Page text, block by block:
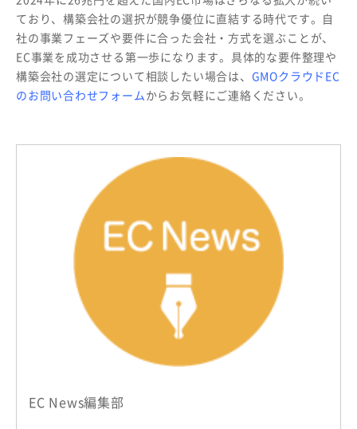
ており、構築会社の選択が競争優位に直結する時代です。自
社の事業フェーズや要件に合った会社・方式を選ぶことが、
EC事業を成功させる第一歩になります。具体的な要件整理や
構築会社の選定について相談したい場合は、 GMOクラウドEC
のお問い合わせフォームからお気軽にご連絡ください。
EC News編集部